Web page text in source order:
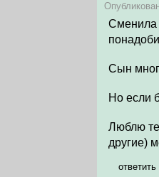
Сменила
Сын
Но если
Люблю
другие)
ответить